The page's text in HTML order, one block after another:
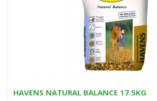
HAVENS NATURAL BALANCE 17.5KG